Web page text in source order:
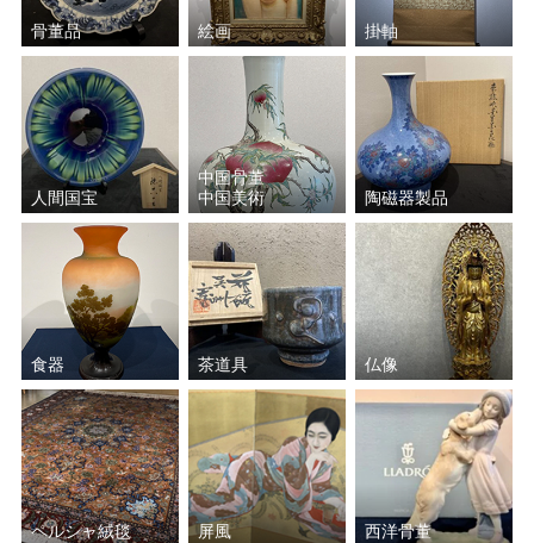
骨董品 絵画 掛軸
人間国宝
中国骨董
中国美術
陶磁器製品
食器 茶道具 仏像
ペルシャ絨毯 屏風 西洋骨董